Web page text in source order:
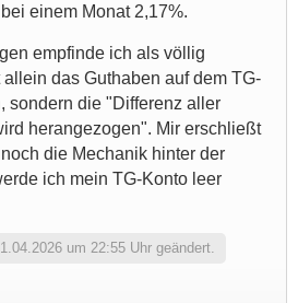
einem Monat 2,17%.
empfinde ich als völlig
das Guthaben auf dem TG-
sondern die "Differenz aller
herangezogen". Mir erschließt
die Mechanik hinter der
ich mein TG-Konto leer
um 22:55 Uhr geändert.